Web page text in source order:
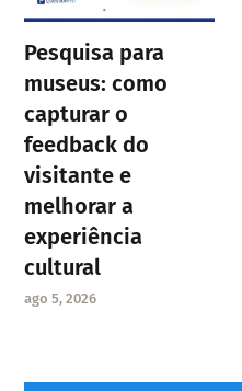
Pesquisa para
museus: como
capturar o
feedback do
visitante e
melhorar a
experiência
cultural
ago 5, 2026